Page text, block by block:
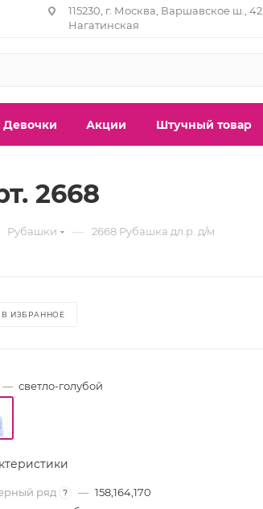
115230, г. Москва, Варшавское ш.,
Нагатинская
Девочки Акции Штучный товар
2668
Рубашки — 2668 Рубашка дл.р. д/м
В ИЗБРАННОЕ
— светло-голубой
ряд ? — 158,164,170